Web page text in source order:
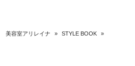
美容室アリレイナ » STYLE BOOK »